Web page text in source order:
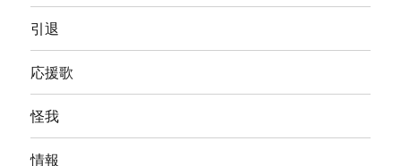
引退
応援歌
怪我
情報